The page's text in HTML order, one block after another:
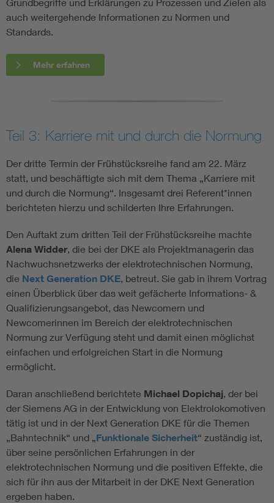
Grundbegriffe und Erklärungen zu Prozessen und Zielen als
auch weitergehende Informationen zu Normen und
Standards.
Mehr erfahren
Teil 3: Karriere mit und durch die Normung
Der dritte Termin der Frühstücksreihe fand am 22. März
statt, und beschäftigte sich mit dem Thema „Karriere mit
und durch die Normung“. Insgesamt drei Referent*innen
berichteten hierzu und schilderten Ihre Erfahrungen.
Den Auftakt zum dritten Teil der Frühstücksreihe machte
Alena Widder, die bei der DKE als Projektmanagerin das
Nachwuchsnetzwerks der elektrotechnischen Normung,
die Next Generation DKE, betreut. Sie gab in ihrem Vortrag
einen Überblick über das weit gefächerte Informations- &
Qualifizierungsangebot, das Newcomern und
Newcomerinnen im Bereich der elektrotechnischen
Normung zur Verfügung steht und damit einen möglichst
einfachen und erfolgreichen Start in die Normung
ermöglicht.
Daran anschließend berichtete Michael Dopichaj, der bei
der Siemens AG in der Entwicklung von Elektrolokomotiven
tätig ist und in der Next Generation DKE für die Themen
„Bahntechnik“ und „Funktionale Sicherheit“ zuständig ist,
über seine persönlichen Erfahrungen in der
elektrotechnischen Normung und die positiven Effekte, die
sich für ihn aus der Mitarbeit in der DKE Next Generation
ergeben haben.